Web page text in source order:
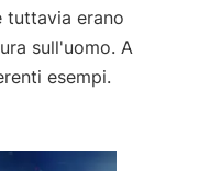
tuttavia erano
sull'uomo. A
esempi.